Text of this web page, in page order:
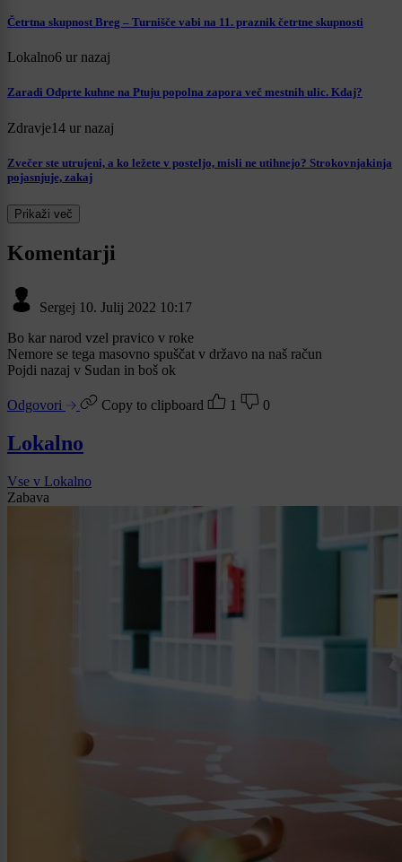
Četrtna skupnost Breg – Turnišče vabi na 11. praznik četrtne skupnosti
Lokalno6 ur nazaj
Zaradi Odprte kuhne na Ptuju popolna zapora več mestnih ulic. Kdaj?
Zdravje14 ur nazaj
Zvečer ste utrujeni, a ko ležete v posteljo, misli ne utihnejo? Strokovnjakinja
pojasnjuje, zakaj
Prikaži več
Komentarji
Sergej 10. Julij 2022 10:17
Bo kar narod vzel pravico v roke
Nemore se tega masovno spuščat v državo na naš račun
Pojdi nazaj v Sudan in boš ok
Odgovori Copy to clipboard 1 0
Lokalno
Vse v Lokalno
Zabava